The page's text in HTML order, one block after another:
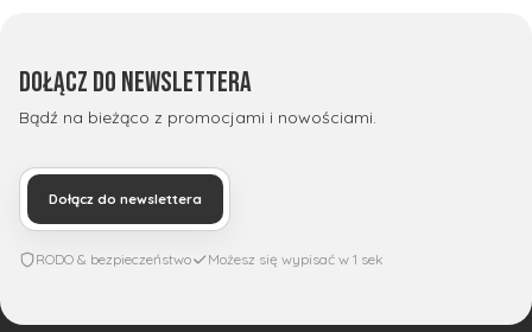
Dołącz do newslettera
Bądź na bieżąco z promocjami i nowościami.
Dołącz do newslettera
RODO & bezpieczeństwo Możesz się wypisać w 1 sek